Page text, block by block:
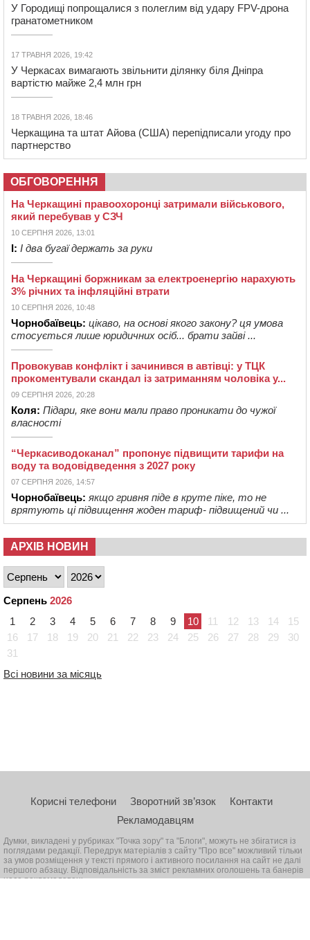
У Городищі попрощалися з полеглим від удару FPV-дрона
гранатометником
17 ТРАВНЯ 2026, 19:42
У Черкасах вимагають звільнити ділянку біля Дніпра
вартістю майже 2,4 млн грн
18 ТРАВНЯ 2026, 18:46
Черкащина та штат Айова (США) перепідписали угоду про
партнерство
ОБГОВОРЕННЯ
На Черкащині правоохоронці затримали військового,
який перебував у СЗЧ
10 СЕРПНЯ 2026, 13:01
І: І два бугаї держать за руки
На Черкащині боржникам за електроенергію нарахують
3% річних та інфляційні втрати
10 СЕРПНЯ 2026, 10:48
Чорнобаївець: цікаво, на основі якого закону? ця умова
стосується лише юридичних осіб... брати зайві ...
Провокував конфлікт і зачинився в автівці: у ТЦК
прокоментували скандал із затриманням чоловіка у...
09 СЕРПНЯ 2026, 20:28
Коля: Підари, яке вони мали право проникати до чужої
власності
“Черкасиводоканал” пропонує підвищити тарифи на
воду та водовідведення з 2027 року
07 СЕРПНЯ 2026, 14:57
Чорнобаївець: якщо гривня піде в круте піке, то не
врятують ці підвищення жоден тариф- підвищений чи ...
АРХІВ НОВИН
Серпень 2026
1
2 3 4 5 6 7 8 9 10 11 12 13 14
15
16
17 18 19 20 21 22 23 24 25 26 27 28 29
30
31
Всі новини за місяць
Корисні телефони Зворотний зв’язок
Контакти
Рекламодавцям
Думки, викладені у рубриках "Точка зору" та "Блоги", можуть не збігатися із
поглядами редакції. Передрук матеріалів з сайту "Про все" можливий тільки
за умов розміщення у тексті прямого і активного посилання на сайт не далі
першого абзацу. Відповідальність за зміст рекламних оголошень та банерів
несе рекламодавець